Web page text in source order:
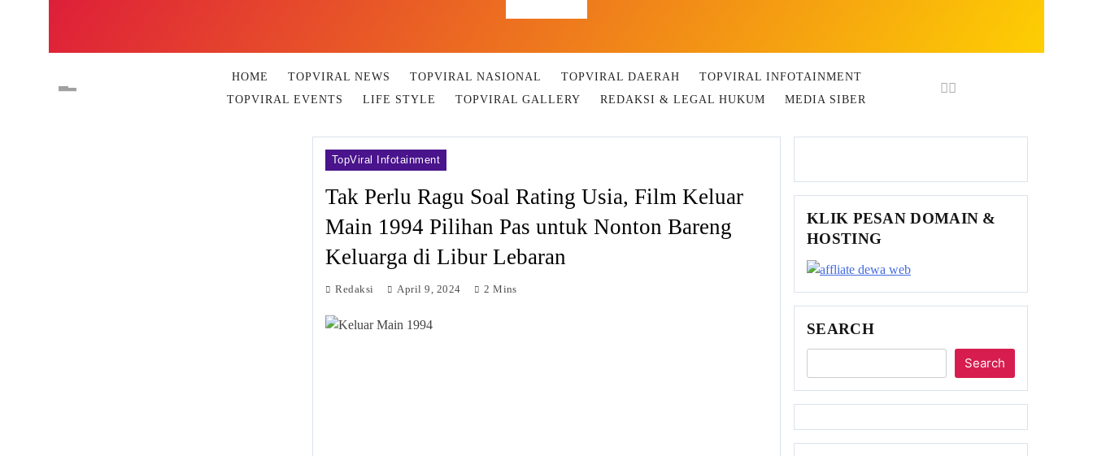
HOME TOPVIRAL NEWS TOPVIRAL NASIONAL TOPVIRAL DAERAH
TOPVIRAL INFOTAINMENT
TOPVIRAL EVENTS
LIFE STYLE TOPVIRAL GALLERY REDAKSI & LEGAL HUKUM MEDIA SIBER
TopViral Infotainment
Tak Perlu Ragu Soal Rating Usia, Film Keluar
Main 1994 Pilihan Pas untuk Nonton Bareng
Keluarga di Libur Lebaran
Redaksi April 9, 2024 2 Mins
KLIK PESAN DOMAIN &
HOSTING
SEARCH
Search